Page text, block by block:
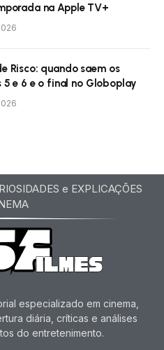
na Apple TV+
Risco: quando saem os
5 e 6 e o final no Globoplay
e EXPLICAÇÕES
especializado em cinema,
diária, críticas e análises
do entretenimento.